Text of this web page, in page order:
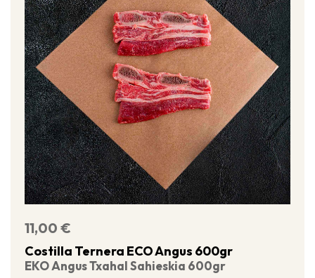
11,00 €
Costilla Ternera ECO Angus 600gr
EKO Angus Txahal Sahieskia 600gr